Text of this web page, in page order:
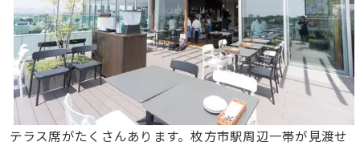
テラス席がたくさんあります。枚方市駅周辺一帯が見渡せ